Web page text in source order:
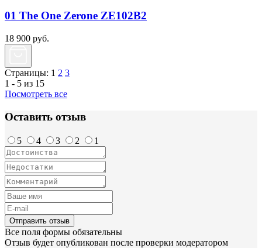
01 The One Zerone ZE102B2
18 900 руб.
Страницы: 1 2 3
1 - 5 из 15
Посмотреть все
Оставить отзыв
5 4 3 2 1
Отправить отзыв
Все поля формы обязательны
Отзыв будет опубликован после проверки модератором